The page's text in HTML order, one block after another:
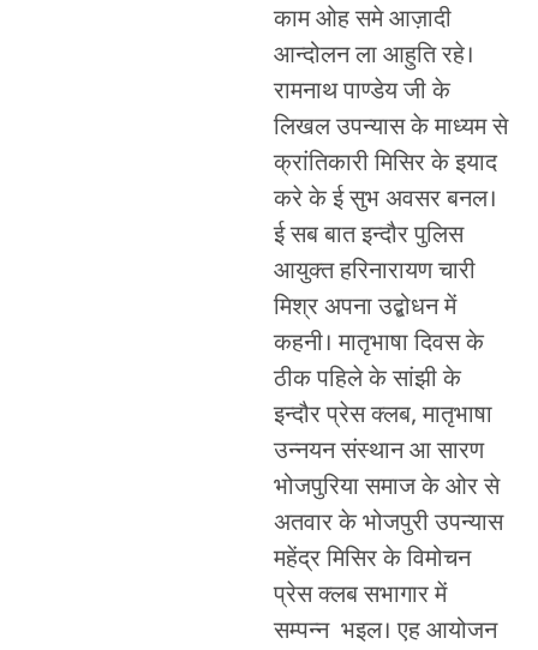
काम ओह समे आज़ादी
आन्दोलन ला आहुति रहे।
रामनाथ पाण्डेय जी के
लिखल उपन्यास के माध्यम से
क्रांतिकारी मिसिर के इयाद
करे के ई सुभ अवसर बनल।
ई सब बात इन्दौर पुलिस
आयुक्त हरिनारायण चारी
मिश्र अपना उद्बोधन में
कहनी। मातृभाषा दिवस के
ठीक पहिले के सांझी के
इन्दौर प्रेस क्लब, मातृभाषा
उन्नयन संस्थान आ सारण
भोजपुरिया समाज के ओर से
अतवार के भोजपुरी उपन्यास
महेंद्र मिसिर के विमोचन
प्रेस क्लब सभागार में
सम्पन्न भइल। एह आयोजन